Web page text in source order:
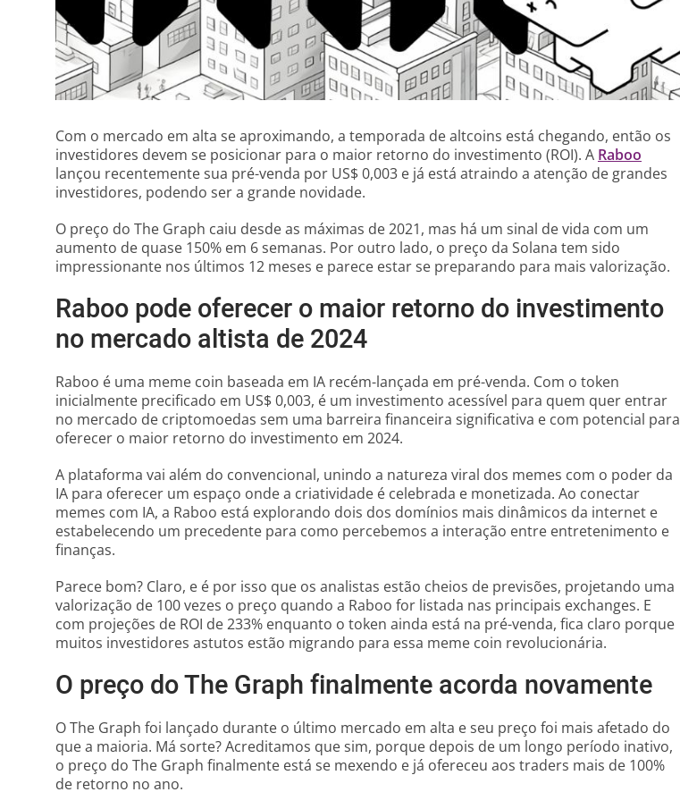
Com o mercado em alta se aproximando, a temporada de altcoins está chegando, então os
investidores devem se posicionar para o maior retorno do investimento (ROI). A Raboo
lançou recentemente sua pré-venda por US$ 0,003 e já está atraindo a atenção de grandes
investidores, podendo ser a grande novidade.
O preço do The Graph caiu desde as máximas de 2021, mas há um sinal de vida com um
aumento de quase 150% em 6 semanas. Por outro lado, o preço da Solana tem sido
impressionante nos últimos 12 meses e parece estar se preparando para mais valorização.
Raboo pode oferecer o maior retorno do investimento
no mercado altista de 2024
Raboo é uma meme coin baseada em IA recém-lançada em pré-venda. Com o token
inicialmente precificado em US$ 0,003, é um investimento acessível para quem quer entrar
no mercado de criptomoedas sem uma barreira financeira significativa e com potencial para
oferecer o maior retorno do investimento em 2024.
A plataforma vai além do convencional, unindo a natureza viral dos memes com o poder da
IA para oferecer um espaço onde a criatividade é celebrada e monetizada. Ao conectar
memes com IA, a Raboo está explorando dois dos domínios mais dinâmicos da internet e
estabelecendo um precedente para como percebemos a interação entre entretenimento e
finanças.
Parece bom? Claro, e é por isso que os analistas estão cheios de previsões, projetando uma
valorização de 100 vezes o preço quando a Raboo for listada nas principais exchanges. E
com projeções de ROI de 233% enquanto o token ainda está na pré-venda, fica claro porque
muitos investidores astutos estão migrando para essa meme coin revolucionária.
O preço do The Graph finalmente acorda novamente
O The Graph foi lançado durante o último mercado em alta e seu preço foi mais afetado do
que a maioria. Má sorte? Acreditamos que sim, porque depois de um longo período inativo,
o preço do The Graph finalmente está se mexendo e já ofereceu aos traders mais de 100%
de retorno no ano.